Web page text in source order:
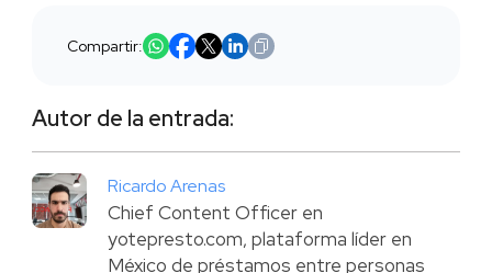
Compartir:
Autor de la entrada:
Ricardo Arenas
Chief Content Officer en
yotepresto.com, plataforma líder en
México de préstamos entre personas